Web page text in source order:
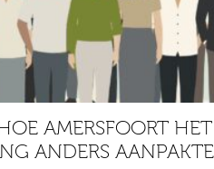
AMERSFOORT HET
ANDERS AANPAKTE